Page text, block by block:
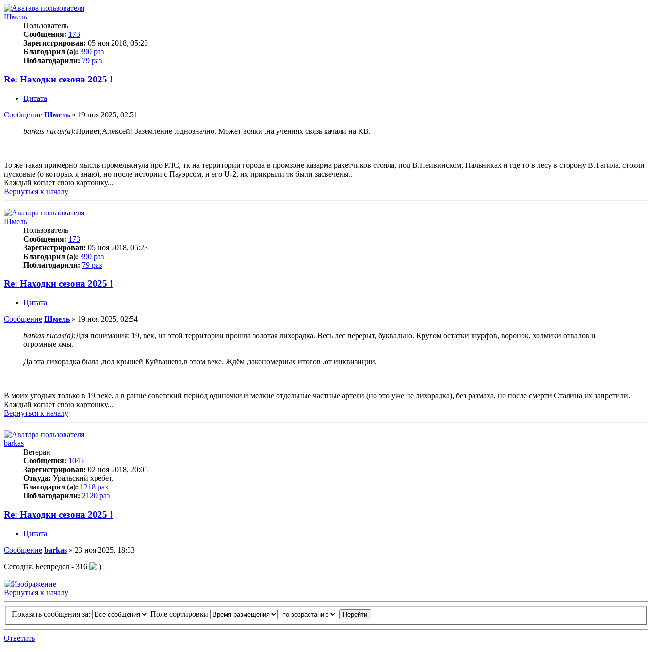
Шмель
Пользователь
Сообщения: 173
Зарегистрирован: 05 ноя 2018, 05:23
Благодарил (а): 390 раз
Поблагодарили: 79 раз
Re: Находки сезона 2025 !
Цитата
Сообщение Шмель » 19 ноя 2025, 02:51
barkas писал(а):Привет,Алексей! Заземление ,однозначно. Может вояки ,на учениях связь качали на КВ.
То же такая примерно мысль промелькнула про РЛС, тк на территории города в промзоне казарма ракетчиков стояла, под В.Нейвинском, Пальниках и где то в лесу в сторону В.Тагила, стояли
пусковые (о которых я знаю), но после истории с Пауэрсом, и его U-2, их прикрыли тк были засвечены..
Каждый копает свою картошку...
Вернуться к началу
Шмель
Пользователь
Сообщения: 173
Зарегистрирован: 05 ноя 2018, 05:23
Благодарил (а): 390 раз
Поблагодарили: 79 раз
Re: Находки сезона 2025 !
Цитата
Сообщение Шмель » 19 ноя 2025, 02:54
barkas писал(а):Для понимания: 19, век, на этой территории прошла золотая лихорадка. Весь лес перерыт, буквально. Кругом остатки шурфов, воронок, холмики отвалов и
огромные ямы.
Да,эта лихорадка,была ,под крышей Куйвашева,в этом веке. Ждём ,закономерных итогов ,от инквизиции.
В моих угодьях только в 19 веке, а в ранне советский период одиночки и мелкие отдельные частные артели (но это уже не лихорадка), без размаха, но после смерти Сталина их запретили.
Каждый копает свою картошку...
Вернуться к началу
barkas
Ветеран
Сообщения: 1045
Зарегистрирован: 02 ноя 2018, 20:05
Откуда: Уральский хребет.
Благодарил (а): 1218 раз
Поблагодарили: 2120 раз
Re: Находки сезона 2025 !
Цитата
Сообщение barkas » 23 ноя 2025, 18:33
Сегодня. Беспредел - 316
Вернуться к началу
Показать сообщения за: Поле сортировки
Ответить